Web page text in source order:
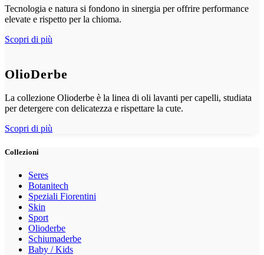
Tecnologia e natura si fondono in sinergia per offrire performance
elevate e rispetto per la chioma.
Scopri di più
OlioDerbe
La collezione Olioderbe è la linea di oli lavanti per capelli, studiata
per detergere con delicatezza e rispettare la cute.
Scopri di più
Collezioni
Seres
Botanitech
Speziali Fiorentini
Skin
Sport
Olioderbe
Schiumaderbe
Baby / Kids